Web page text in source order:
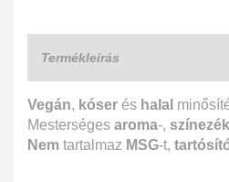
Termékleírás
Vegán, kóser és halal
Mesterséges aroma-, színezék
Nem tartalmaz MSG-t,